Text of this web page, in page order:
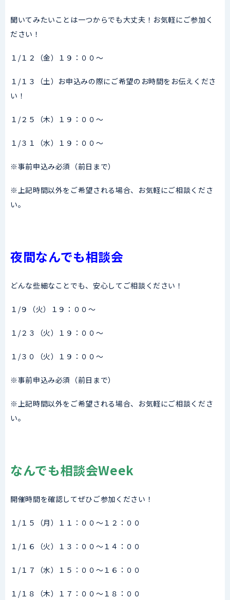
聞いてみたいことは一つからでも大丈夫！お気軽にご参加く
ださい！
１/１２（金）１９：００～
１/１３（土）お申込みの際にご希望のお時間をお伝えくださ
い！
１/２５（木）１９：００～
１/３１（水）１９：００～
※事前申込み必須（前日まで）
※上記時間以外をご希望される場合、お気軽にご相談くださ
い。
夜間なんでも相談会
どんな些細なことでも、安心してご相談ください！
１/９（火）１９：００～
１/２３（火）１９：００～
１/３０（火）１９：００～
※事前申込み必須（前日まで）
※上記時間以外をご希望される場合、お気軽にご相談くださ
い。
なんでも相談会Week
開催時間を確認してぜひご参加ください！
１/１５（月）１１：００～１２：００
１/１６（火）１３：００～１４：００
１/１７（水）１５：００～１６：００
１/１８（木）１７：００～１８：００